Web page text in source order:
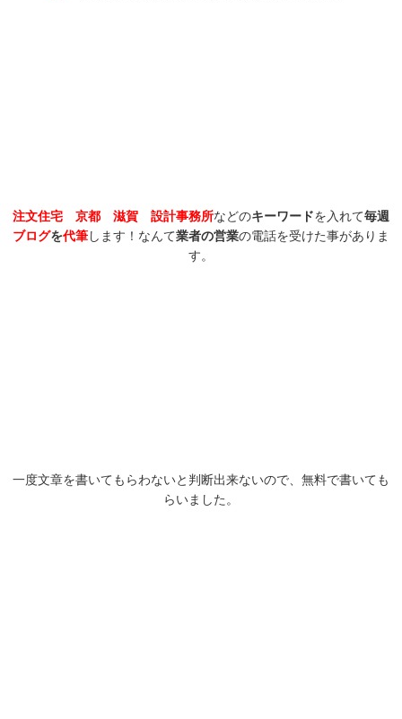
注文住宅 京都 滋賀 設計事務所などのキーワードを入れて毎週
ブログを代筆 します！なんて業者の営業の電話を受けた事がありま
す。
一度文章を書いてもらわないと判断出来ないので、無料で書いても
らいました。